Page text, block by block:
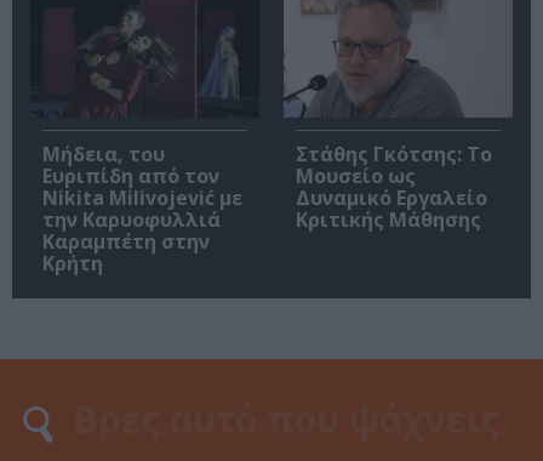
Μήδεια, του
Ευριπίδη από τον
Nikita Milivojević με
την Καρυοφυλλιά
Καραμπέτη στην
Κρήτη
Στάθης Γκότσης: Το
Μουσείο ως
Δυναμικό Εργαλείο
Κριτικής Μάθησης